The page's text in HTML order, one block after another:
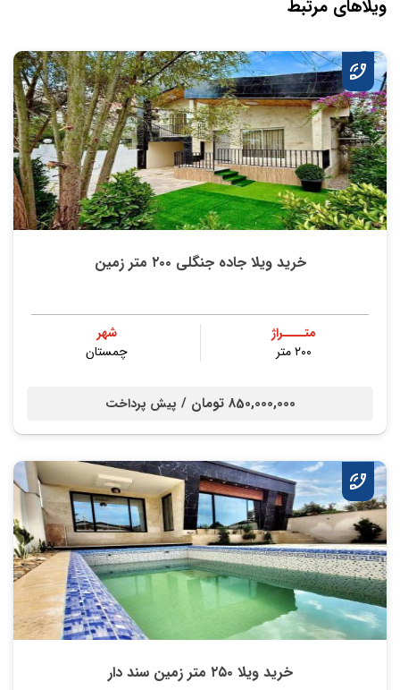
ویلاهای مرتبط
خرید ویلا جاده جنگلی ۲۰۰ متر زمین
متــــراژ
۲۰۰ متر
شهر
چمستان
850,000,000 تومان / پیش پرداخت
خرید ویلا ۲۵۰ متر زمین سند دار